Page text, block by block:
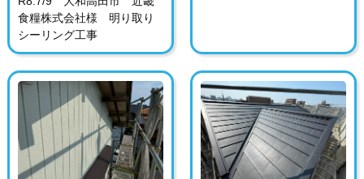
食糧株式会社様 明り取り
シーリング工事